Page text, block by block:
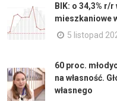
BIK: o 34,3% r/
mieszkaniowe
5 listopad
60 proc.
na własność.
własnego